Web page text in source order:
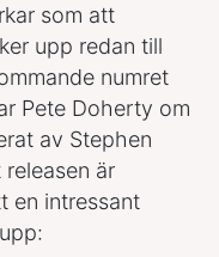
som att
upp redan till
numret
Pete Doherty om
av Stephen
är
en intressant